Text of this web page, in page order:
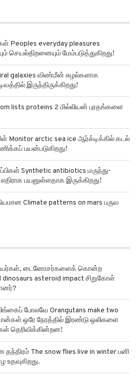
everyday pleasures
செயல்திறனையும் மேம்படுத்துகிறது!
galaxies விண்மீன் சுழல்களாக
இருந்திருக்கிறது!
lists proteins 2 மில்லியன் புரதங்களை
Monitor arctic sea ice ஆர்க்டிக்கில் கடல்
பயன்படுகிறது!
Synthetic antibiotics மருந்து-
எதிராக பயனுள்ளதாக இருக்கிறது!
Climate patterns on mars பருவ
டைனோசர்களைக் கொன்ற
dinosaurs asteroid impact சிறுகோள்
போலவே Orangutans make two
ஒரே நேரத்தில் இரண்டு ஒலிகளை
தெரிவிக்கின்றன!
தந்திரம் The snow flies live in winter பனி
உதவுகிறது.